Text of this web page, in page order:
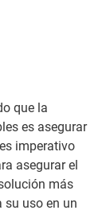
que la
es asegurar
imperativo
asegurar el
más
su uso en un